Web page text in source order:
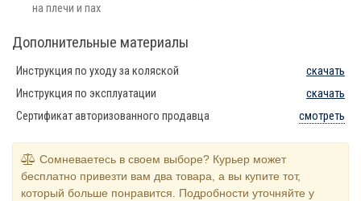
на плечи и пах
Дополнительные материалы
Инструкция по уходу за коляской
скачать
Инструкция по эксплуатации
скачать
Сертификат авторизованного продавца
смотреть
Сомневаетесь в своем выборе? Курьер может
бесплатно привезти вам два товара, а вы купите тот,
который больше понравится. Подробности уточняйте у